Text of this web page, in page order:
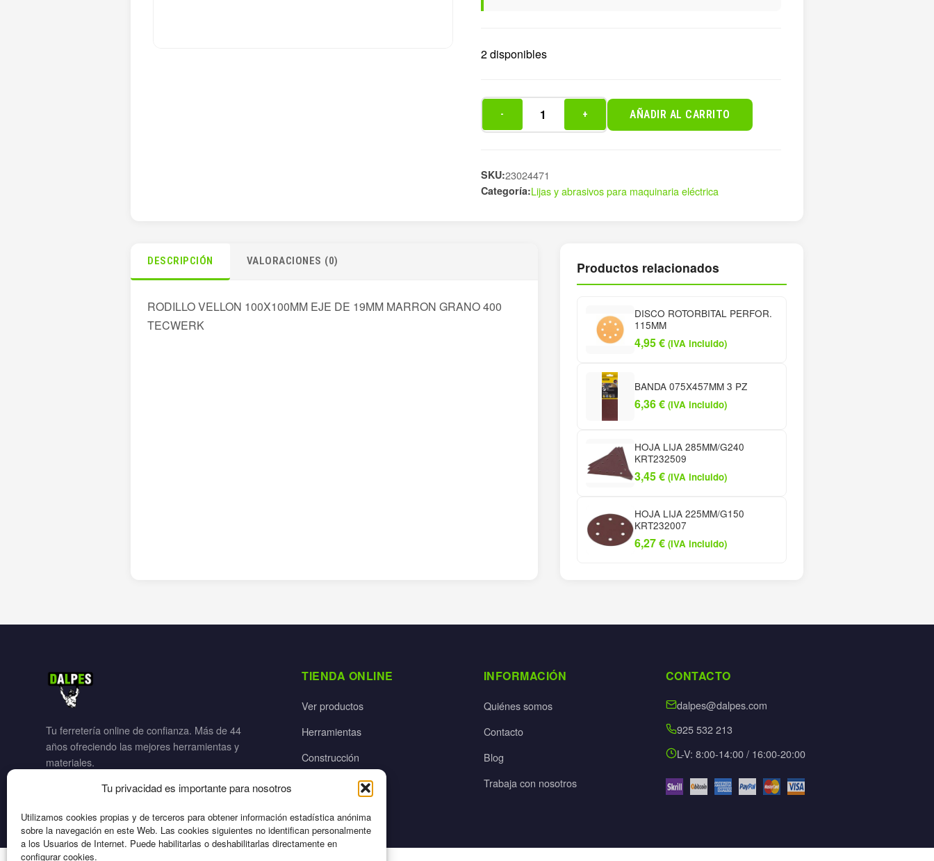
Tu privacidad es importante para nosotros
Utilizamos cookies propias y de terceros para obtener información estadística anónima
sobre la navegación en este Web. Las cookies siguientes no identifican personalmente
a los Usuarios de Internet. Puede habilitarlas o deshabilitarlas directamente en
configurar cookies.
2 disponibles
400
100X100M
- + AÑADIR AL CARRITO
SKU:23024471
Categoría:Lijas y abrasivos para maquinaria eléctrica
DESCRIPCIÓN VALORACIONES (0)
RODILLO VELLON 100X100MM EJE DE 19MM MARRON GRANO 400
TECWERK
Productos relacionados
DISCO ROTORBITAL PERFOR.
115MM
4,95€ (IVA incluido)
BANDA 075X457MM 3 PZ
6,36€ (IVA incluido)
HOJA LIJA 285MM/G240
KRT232509
3,45€ (IVA incluido)
HOJA LIJA 225MM/G150
KRT232007
6,27€ (IVA incluido)
Tu ferretería online de confianza. Más de 44
años ofreciendo las mejores herramientas y
materiales.
TIENDA ONLINE
Ver productos
Herramientas
Construcción
INFORMACIÓN
Quiénes somos
Contacto
Blog
Trabaja con nosotros
CONTACTO
dalpes@dalpes.com
925 532 213
L-V: 8:00-14:00 / 16:00-20:00